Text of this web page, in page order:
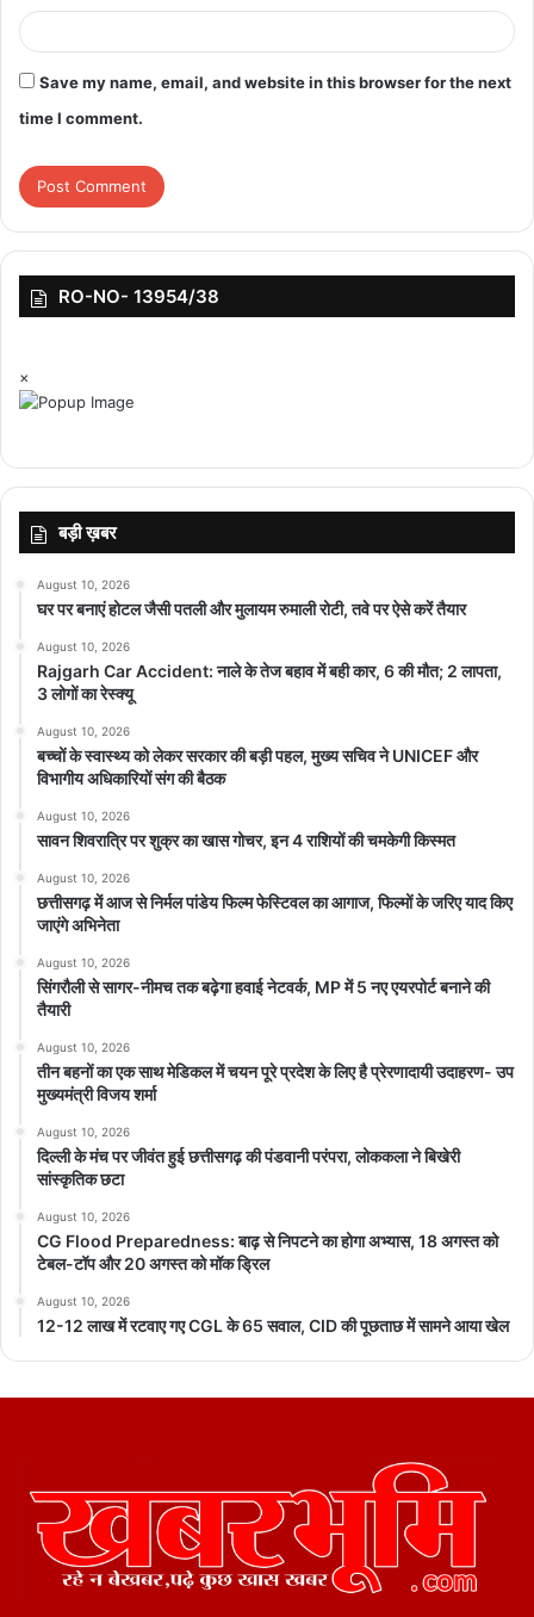
Save my name, email, and website in this browser for the next
time I comment.
RO-NO- 13954/38
×
बड़ी ख़बर
August 10, 2026
घर पर बनाएं होटल जैसी पतली और मुलायम रुमाली रोटी, तवे पर ऐसे करें तैयार
August 10, 2026
Rajgarh Car Accident: नाले के तेज बहाव में बही कार, 6 की मौत; 2 लापता,
3 लोगों का रेस्क्यू
August 10, 2026
बच्चों के स्वास्थ्य को लेकर सरकार की बड़ी पहल, मुख्य सचिव ने UNICEF और
विभागीय अधिकारियों संग की बैठक
August 10, 2026
सावन शिवरात्रि पर शुक्र का खास गोचर, इन 4 राशियों की चमकेगी किस्मत
August 10, 2026
छत्तीसगढ़ में आज से निर्मल पांडेय फिल्म फेस्टिवल का आगाज, फिल्मों के जरिए याद किए
जाएंगे अभिनेता
August 10, 2026
सिंगरौली से सागर-नीमच तक बढ़ेगा हवाई नेटवर्क, MP में 5 नए एयरपोर्ट बनाने की
तैयारी
August 10, 2026
तीन बहनों का एक साथ मेडिकल में चयन पूरे प्रदेश के लिए है प्रेरणादायी उदाहरण- उप
मुख्यमंत्री विजय शर्मा
August 10, 2026
दिल्ली के मंच पर जीवंत हुई छत्तीसगढ़ की पंडवानी परंपरा, लोककला ने बिखेरी
सांस्कृतिक छटा
August 10, 2026
CG Flood Preparedness: बाढ़ से निपटने का होगा अभ्यास, 18 अगस्त को
टेबल-टॉप और 20 अगस्त को मॉक ड्रिल
August 10, 2026
12-12 लाख में रटवाए गए CGL के 65 सवाल, CID की पूछताछ में सामने आया खेल